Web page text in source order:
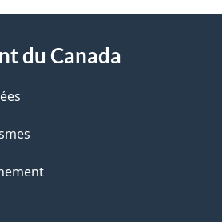
du Canada